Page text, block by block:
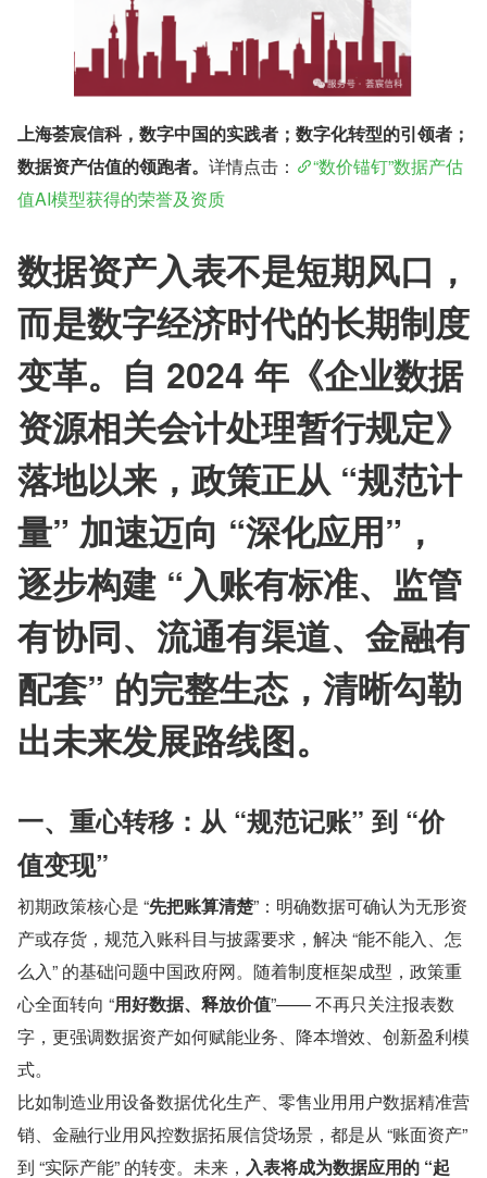
上海荟宸信科，数字中国的实践者；数字化转型的引领者；
数据资产估值的领跑者。 详情点击：
“数价锚钉”数据产估
值AI模型获得的荣誉及资质
数据资产入表不是短期风口，
而是数字经济时代的长期制度
变革。自 2024 年《企业数据
资源相关会计处理暂行规定》
落地以来，政策正从 “规范计
量” 加速迈向 “深化应用”，
逐步构建 “入账有标准、监管
有协同、流通有渠道、金融有
配套” 的完整生态，清晰勾勒
出未来发展路线图。
一、重心转移：从 “规范记账” 到 “价
值变现”
初期政策核心是 “先把账算清楚”：明确数据可确认为无形资
产或存货，规范入账科目与披露要求，解决 “能不能入、怎
么入” 的基础问题中国政府网。随着制度框架成型，政策重
心全面转向 “用好数据、释放价值”—— 不再只关注报表数
字，更强调数据资产如何赋能业务、降本增效、创新盈利模
式。
比如制造业用设备数据优化生产、零售业用用户数据精准营
销、金融行业用风控数据拓展信贷场景，都是从 “账面资产”
到 “实际产能” 的转变。未来， 入表将成为数据应用的 “起